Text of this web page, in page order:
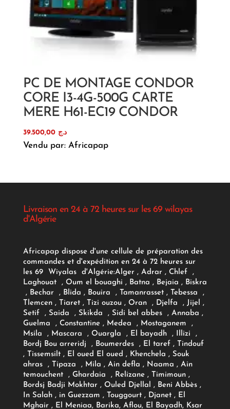
PC DE MONTAGE CONDOR
CORE I3-4G-500G CARTE
MERE H61-EC19 CONDOR
د.ج 39.500,00
Vendu par: Africapap
Livraison en 24 à 72 heures sur les 69 wilayas
d'Algérie
Africapap dispose d'une cellule de préparation des
commandes et d'expédition en 24 à 72 heures sur
les 69 Wiyalas d'Algérie:Alger , Adrar, Chlef ,
Laghouat , Oum el bouaghi , Batna , Bejaia , Biskra
, Bechar , Blida , Bouira , Tamanrasset , Tebessa ,
Tlemcen , Tiaret , Tizi ouzou , Oran , Djelfa , Jijel ,
Setif , Saida , Skikda , Sidi bel abbes , Annaba ,
Guelma , Constantine , Medea , Mostaganem ,
Msila , Mascara , Ouargla , El bayadh , Illizi ,
Bordj Bou arreridj , Boumerdes , El taref , Tindouf
, Tissemsilt , El oued El oued , Khenchela , Souk
ahras , Tipaza , Mila , Ain defla , Naama , Ain
temouchent , Ghardaia , Relizane , Timimoun ,
Bordsj Badji Mokhtar , Ouled Djellal , Beni Abbès ,
In Salah , in Guezzam , Touggourt , Djanet , El
Mghair , El Meniaa, Barika, Aflou, El Bayadh, Ksar